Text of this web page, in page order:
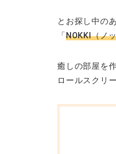
とお探し中の
「 NOKKI（ノ
癒しの部屋を
ロールスクリ